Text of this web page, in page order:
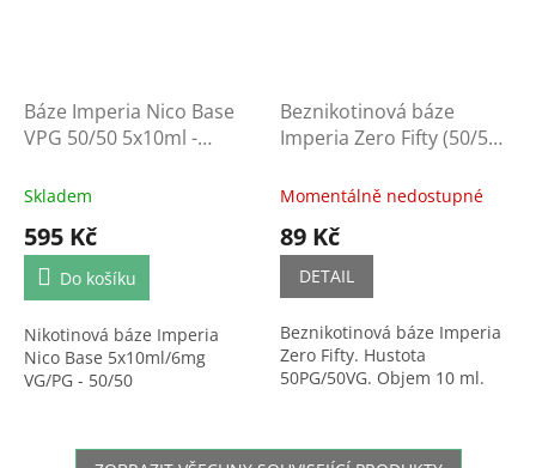
Báze Imperia Nico Base
VPG 50/50 5x10ml -
Skladem
595 Kč
Do košíku
Nikotinová báze Imperia
Nico Base 5x10ml/6mg
VG/PG - 50/50
Beznikotinová báze
Imperia Zero Fifty (50/50)
Momentálně nedostupné
89 Kč
DETAIL
Beznikotinová báze Imperia
Zero Fifty. Hustota
50PG/50VG. Objem 10 ml.